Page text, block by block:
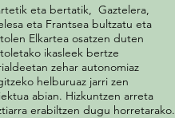
eta bertatik, Gaztelera,
eta Frantsea bultzatu eta
Elkartea osatzen duten
ikasleek bertze
zehar autonomiaz
helburuaz jarri zen
abian. Hizkuntzen arreta
erabiltzen dugu horretarako.